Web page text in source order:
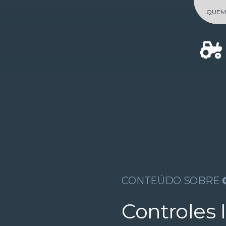
CONTEÚDO SOBRE
Controles